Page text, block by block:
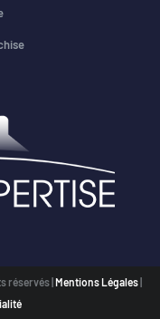
réservés |Mentions Légales|